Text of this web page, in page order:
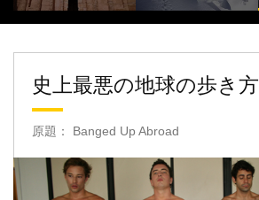
史上最悪の地球の歩き方
原題： Banged Up Abroad